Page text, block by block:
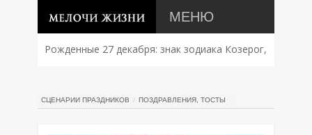
МЕНЮ
Рожденные 27 декабря: знак зодиака Козерог,
СЦЕНАРИИ ПРАЗДНИКОВ ПОЗДРАВЛЕНИЯ, ТОСТЫ